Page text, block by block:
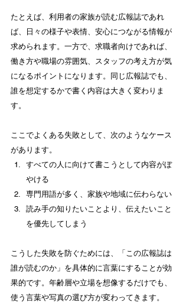
たとえば、利用者の家族が読む広報誌であれ
ば、日々の様子や表情、安心につながる情報が
求められます。一方で、求職者向けであれば、
働き方や職場の雰囲気、スタッフの考え方が気
になるポイントになります。同じ広報誌でも、
誰を想定するかで書く内容は大きく変わりま
す。
ここでよくある失敗として、次のようなケース
があります。
すべての人に向けて書こうとして内容がぼ
やける
専門用語が多く、家族や地域に伝わらない
読み手の知りたいことより、伝えたいこと
を優先してしまう
こうした失敗を防ぐためには、「この広報誌は
誰が読むのか」を具体的に言葉にすることが効
果的です。年齢層や立場を想像するだけでも、
使う言葉や写真の選び方が変わってきます。